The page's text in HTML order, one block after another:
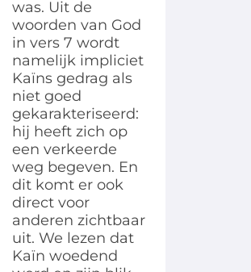
was. Uit de
woorden van God
in vers 7 wordt
namelijk impliciet
Kaïns gedrag als
niet goed
gekarakteriseerd:
hij heeft zich op
een verkeerde
weg begeven. En
dit komt er ook
direct voor
anderen zichtbaar
uit. We lezen dat
Kaïn woedend